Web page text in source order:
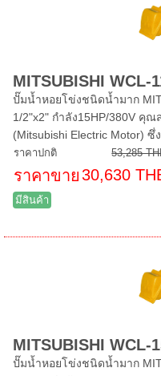
MITSUBISHI WCL-
ปั๊มน้ำหอยโข่งชนิดน้ำมาก
1/2"x2" กำลัง15HP/380V คุ
(Mitsubishi Electric Motor)
ราคาปกติ 53,285
ราคาขาย30,630
มีสินค้า
MITSUBISHI WCL-
ปั๊มน้ำหอยโข่งชนิดน้ำมาก